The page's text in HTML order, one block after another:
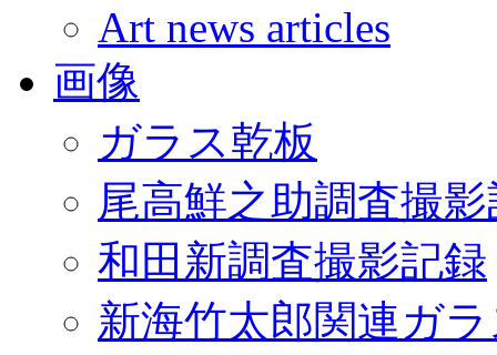
Art news articles
画像
ガラス乾板
尾高鮮之助調査撮
和田新調査撮影記録
新海竹太郎関連ガ